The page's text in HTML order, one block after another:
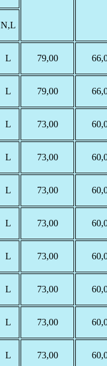
N,L
L 79,00
L 79,00
L 73,00
L 73,00
L 73,00
L 73,00
L 73,00
L 73,00
L 73,00
L 73,00